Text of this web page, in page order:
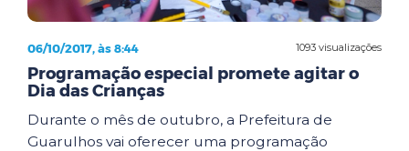
1093 visualizações
06/10/2017, às 8:44
Programação especial promete agitar o
Dia das Crianças
Durante o mês de outubro, a Prefeitura de
Guarulhos vai oferecer uma programação